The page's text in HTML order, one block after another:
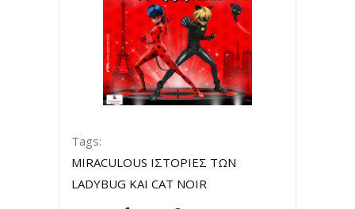
Tags:
MIRACULOUS ΙΣΤΟΡΙΕΣ ΤΩΝ
LADYBUG ΚΑΙ CAT NOIR